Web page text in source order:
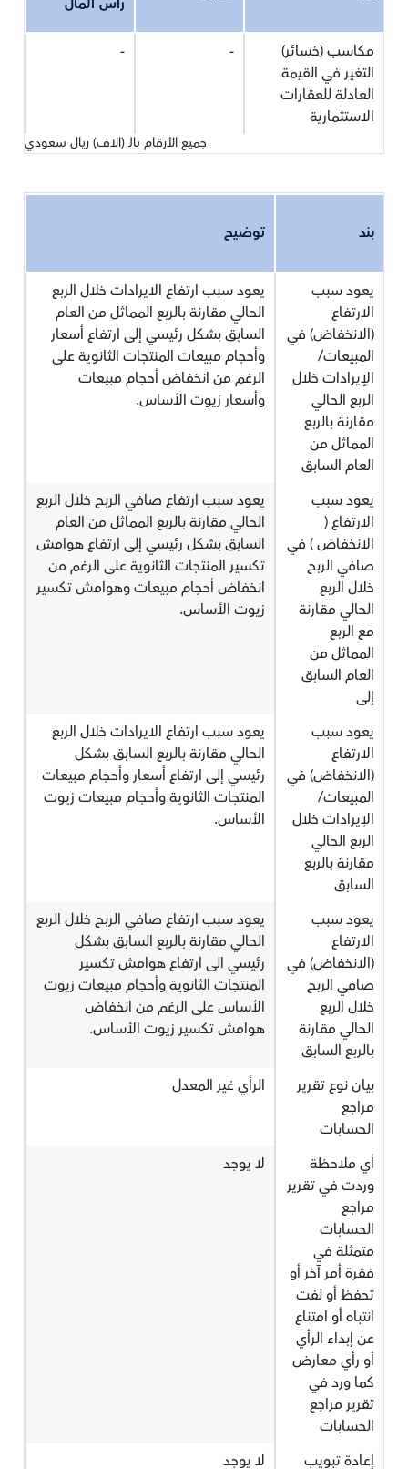
مكاسب (خسائر)
التغير في القيمة
العادلة للعقارات
الاستثمارية
-
-
جميع الأرقام بالـ (الاف) ريال سعودي
بند توضيح
يعود سبب
الارتفاع
(الانخفاض) في
المبيعات/
الإيرادات خلال
الربع الحالي
مقارنة بالربع
المماثل من
العام السابق
يعود سبب ارتفاع الايرادات خلال الربع
الحالي مقارنة بالربع المماثل من العام
السابق بشكل رئيسي إلى ارتفاع أسعار
وأحجام مبيعات المنتجات الثانوية على
الرغم من انخفاض أحجام مبيعات
وأسعار زيوت الأساس.
يعود سبب
الارتفاع (
الانخفاض ) في
صافي الربح
خلال الربع
الحالي مقارنة
مع الربع
المماثل من
العام السابق
إلى
يعود سبب ارتفاع صافي الربح خلال الربع
الحالي مقارنة بالربع المماثل من العام
السابق بشكل رئيسي إلى ارتفاع هوامش
تكسير المنتجات الثانوية على الرغم من
انخفاض أحجام مبيعات وهوامش تكسير
زيوت الأساس.
يعود سبب
الارتفاع
(الانخفاض) في
المبيعات/
الإيرادات خلال
الربع الحالي
مقارنة بالربع
السابق
يعود سبب ارتفاع الايرادات خلال الربع
الحالي مقارنة بالربع السابق بشكل
رئيسي إلى ارتفاع أسعار وأحجام مبيعات
المنتجات الثانوية وأحجام مبيعات زيوت
الأساس.
يعود سبب
الارتفاع
(الانخفاض) في
صافي الربح
خلال الربع
الحالي مقارنة
بالربع السابق
يعود سبب ارتفاع صافي الربح خلال الربع
الحالي مقارنة بالربع السابق بشكل
رئيسي الى ارتفاع هوامش تكسير
المنتجات الثانوية وأحجام مبيعات زيوت
الأساس على الرغم من انخفاض
هوامش تكسير زيوت الأساس.
بيان نوع تقرير
مراجع
الحسابات
الرأي غير المعدل
أي ملاحظة
وردت في تقرير
مراجع
الحسابات
متمثلة في
فقرة أمر آخر أو
تحفظ أو لفت
انتباه أو امتناع
عن إبداء الرأي
أو رأي معارض
كما ورد في
تقرير مراجع
الحسابات
لا يوجد
إعادة تبويب لا يوجد